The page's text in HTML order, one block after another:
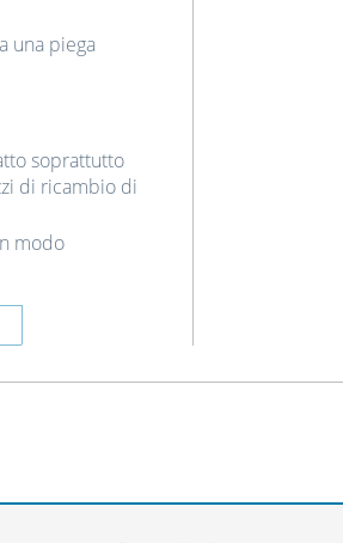
una piega
soprattutto
di ricambio di
modo